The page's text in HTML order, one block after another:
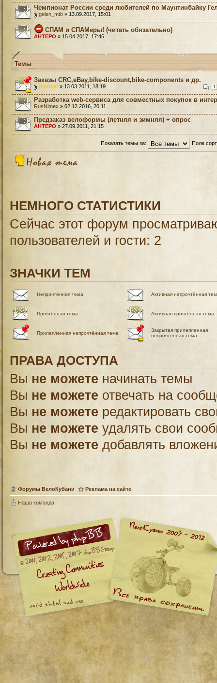
Чемпионат России среди любителей по Маунтинбайку
gelen_mtb » 13.09.2017, 15:01
СПАМ и СПАМеры! (читать обязательно)
AHTEPO » 15.04.2017, 17:45
Темы
Заказы CRC,eBay,bike-discount,bike-components и др.
1
pioneer » 13.03.2011, 18:19
Разработка web-сервиса для совместных покупок в
RusNimex » 02.12.2016, 20:11
Предзаказ велоформы (летняя и зимняя) + опрос
AHTEPO » 27.09.2011, 21:15
Показать темы за: Поле
НЕМНОГО СТАТИСТИКИ
Сейчас этот форум
пользователей и гости: 2
ЗНАЧКИ ТЕМ
Непрочтённая тема Активная непрочтённая
Прочтённая тема Активная прочтённая тема
Прилепленная непрочтённая тема
Закрытая прилепленная
непрочтённая тема
ПРАВА ДОСТУПА
Вы не можете начинать темы
Вы не можете отвечать на
Вы не можете редактировать
Вы не можете удалять свои
Вы не можете добавлять
Форумы ВелоКубани Реклама на сайте
Наша команда